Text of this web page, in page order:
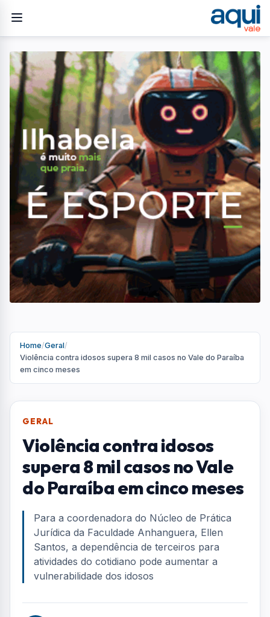
Home/Geral/
Violência contra idosos supera 8 mil casos no Vale do Paraíba
em cinco meses
GERAL
Violência contra idosos
supera 8 mil casos no Vale
do Paraíba em cinco meses
Para a coordenadora do Núcleo de Prática
Jurídica da Faculdade Anhanguera, Ellen
Santos, a dependência de terceiros para
atividades do cotidiano pode aumentar a
vulnerabilidade dos idosos